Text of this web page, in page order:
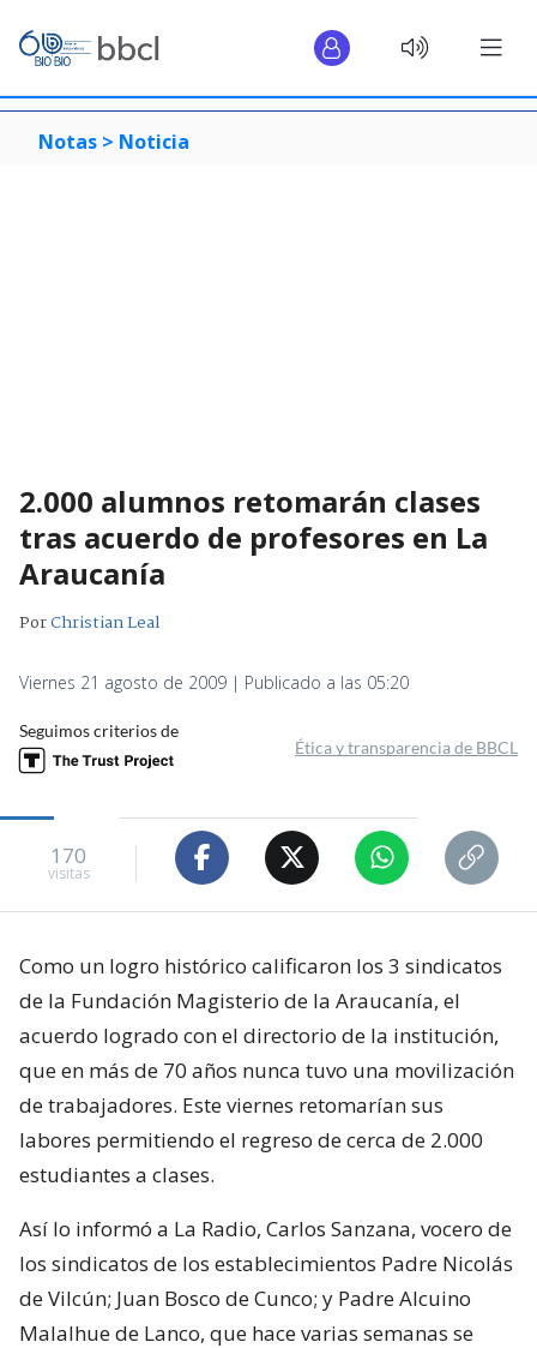
Notas > Noticia
2.000 alumnos retomarán clases
tras acuerdo de profesores en La
Araucanía
PorChristian Leal
Viernes 21 agosto de 2009 | Publicado a las 05:20
Seguimos criterios de
Ética y transparencia de BBCL
170
visitas
Como un logro histórico calificaron los 3 sindicatos
de la Fundación Magisterio de la Araucanía, el
acuerdo logrado con el directorio de la institución,
que en más de 70 años nunca tuvo una movilización
de trabajadores. Este viernes retomarían sus
labores permitiendo el regreso de cerca de 2.000
estudiantes a clases.
Así lo informó a La Radio, Carlos Sanzana, vocero de
los sindicatos de los establecimientos Padre Nicolás
de Vilcún; Juan Bosco de Cunco; y Padre Alcuino
Malalhue de Lanco, que hace varias semanas se